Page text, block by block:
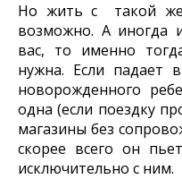
Но жить с такой
возможно. А иногда
вас, то именно
нужна. Если падает
новорожденного
одна (если поездку
магазины без
скорее всего он
исключительно с ним.